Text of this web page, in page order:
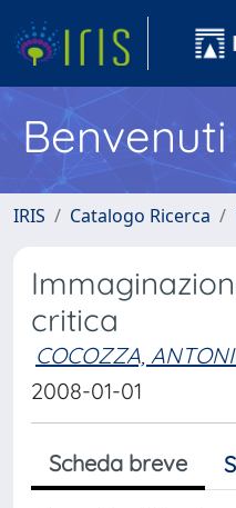
IRIS Catalogo Ricerca
critica
COCOZZA,
2008-01-01
Scheda breve